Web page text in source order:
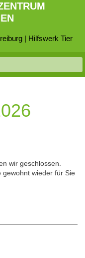
| Hilfswerk Tier
wir geschlossen.
gewohnt wieder für Sie